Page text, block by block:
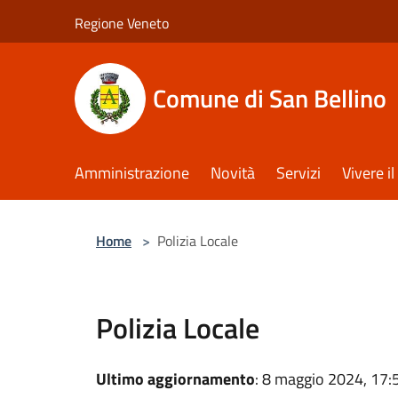
Regione Veneto
Comune di San Bellino
Amministrazione Novità Servizi Vivere
Home > Polizia Locale
Polizia Locale
Ultimo aggiornamento: 8 maggio 2024,